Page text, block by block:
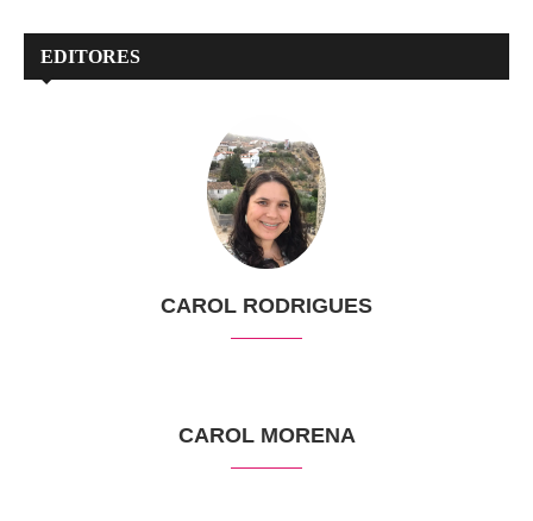
EDITORES
CAROL RODRIGUES
CAROL MORENA